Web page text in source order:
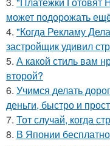
может подорожать
4. "Когда Рекламу
застройщик удивил
5. А какой стиль вам
второй?
6. Учимся делать
деньги, быстро и
7. Тот случай, когда
8. В Японии